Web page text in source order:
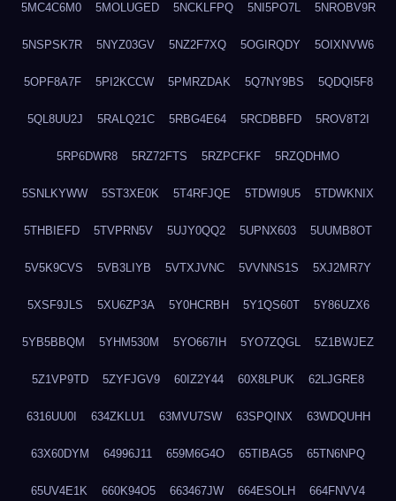
5MC4C6M0 5MOLUGED 5NCKLFPQ 5NI5PO7L 5NROBV9R
5NSPSK7R 5NYZ03GV 5NZ2F7XQ 5OGIRQDY 5OIXNVW6
5OPF8A7F 5PI2KCCW 5PMRZDAK 5Q7NY9BS 5QDQI5F8
5QL8UU2J 5RALQ21C 5RBG4E64 5RCDBBFD 5ROV8T2I
5RP6DWR8 5RZ72FTS 5RZPCFKF 5RZQDHMO
5SNLKYWW 5ST3XE0K 5T4RFJQE 5TDWI9U5 5TDWKNIX
5THBIEFD 5TVPRN5V 5UJY0QQ2 5UPNX603 5UUMB8OT
5V5K9CVS 5VB3LIYB 5VTXJVNC 5VVNNS1S 5XJ2MR7Y
5XSF9JLS 5XU6ZP3A 5Y0HCRBH 5Y1QS60T 5Y86UZX6
5YB5BBQM 5YHM530M 5YO667IH 5YO7ZQGL 5Z1BWJEZ
5Z1VP9TD 5ZYFJGV9 60IZ2Y44 60X8LPUK 62LJGRE8
6316UU0I 634ZKLU1 63MVU7SW 63SPQINX 63WDQUHH
63X60DYM 64996J11 659M6G4O 65TIBAG5 65TN6NPQ
65UV4E1K 660K94O5 663467JW 664ESOLH 664FNVV4